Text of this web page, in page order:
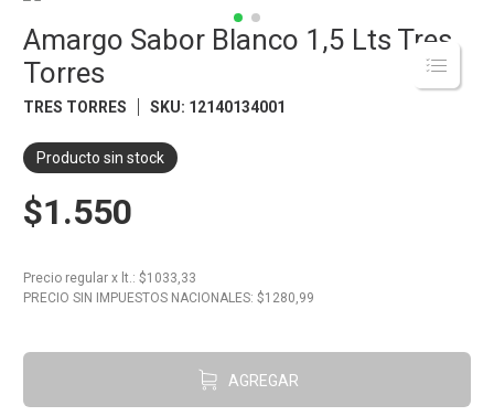
Amargo Sabor Blanco 1,5 Lts Tres
Torres
TRES TORRES SKU: 12140134001
Producto sin stock
$1.550
Precio regular x lt. : $1033,33
PRECIO SIN IMPUESTOS NACIONALES: $1280,99
AGREGAR
Cerveza
Juguetes
Yerba
Fideos
. Aceite